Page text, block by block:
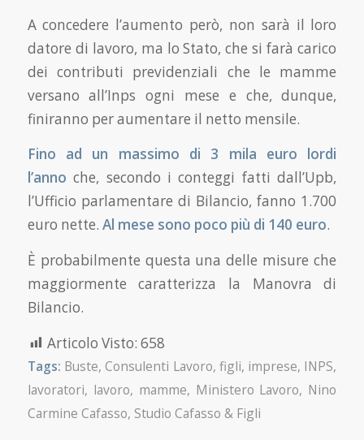
A concedere l’aumento però, non sarà il loro
datore di lavoro, ma lo Stato, che si farà carico
dei contributi previdenziali che le mamme
versano all’Inps ogni mese e che, dunque,
finiranno per aumentare il netto mensile.
Fino ad un massimo di 3 mila euro lordi
l’anno che, secondo i conteggi fatti dall’Upb,
l’Ufficio parlamentare di Bilancio, fanno 1.700
euro nette. Al mese sono poco più di 140 euro.
È probabilmente questa una delle misure che
maggiormente caratterizza la Manovra di
Bilancio.
Articolo Visto: 658
Tags: Buste, Consulenti Lavoro, figli, imprese, INPS,
lavoratori, lavoro, mamme, Ministero Lavoro, Nino
Carmine Cafasso, Studio Cafasso & Figli